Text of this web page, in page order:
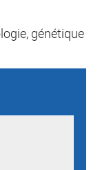
génétique